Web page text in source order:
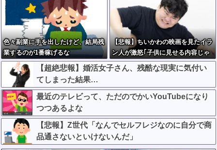
色々副業に手を出したけど、結局残
業するのが1番稼げるな
【悲報】ちいかわの映画を見たイラ
ン人が激怒｢子供に見せる内容じゃ
ない｡悪影響は計り知れない｣←これ
w w w w w w w w w
【超絶悲報】婚活女子さん、残酷な現実に気付い
てしまった結果…
最近のテレビって、ただのでかいYouTubeになり
つつあるよな
【悲報】Z世代「なんでセルフレジなのに自分で商
品通さないといけないんだ」